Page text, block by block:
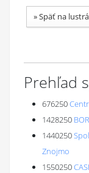
»Späť na
Prehľad
676250
1428250
1440250
Znojmo
1550250